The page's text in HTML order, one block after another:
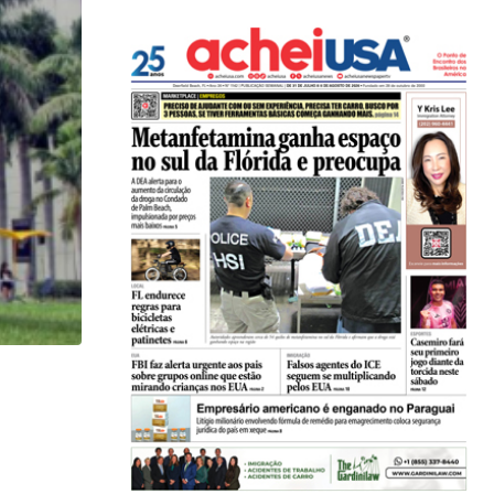
HISTÓRICO
Açaí é reconhecido oficialmente como fruto
21/01/2026